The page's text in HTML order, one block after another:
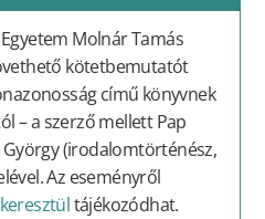
Molnár Tamás
kötetbemutatót
című könyvnek
– a szerző mellett Pap
(irodalomtörténész,
Az eseményről
tájékozódhat.